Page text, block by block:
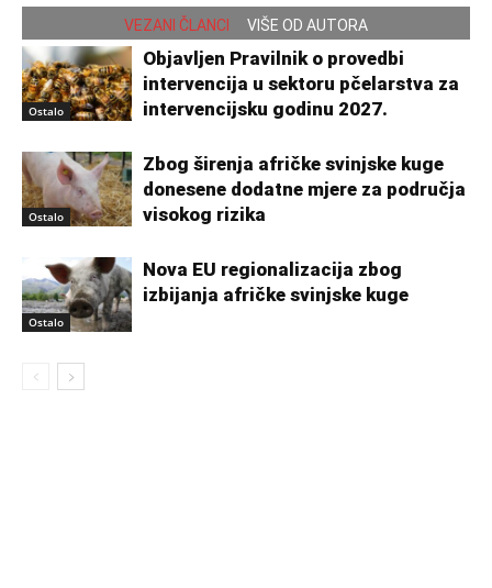
VEZANI ČLANCI VIŠE OD AUTORA
Ostalo
Objavljen Pravilnik o provedbi
intervencija u sektoru pčelarstva za
intervencijsku godinu 2027.
Ostalo
Zbog širenja afričke svinjske kuge
donesene dodatne mjere za područja
visokog rizika
Ostalo
Nova EU regionalizacija zbog
izbijanja afričke svinjske kuge